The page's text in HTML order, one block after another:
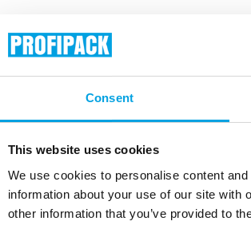
Consent
This website uses cookies
We use cookies to personalise content
information about your use of our site with
other information that you’ve provided to